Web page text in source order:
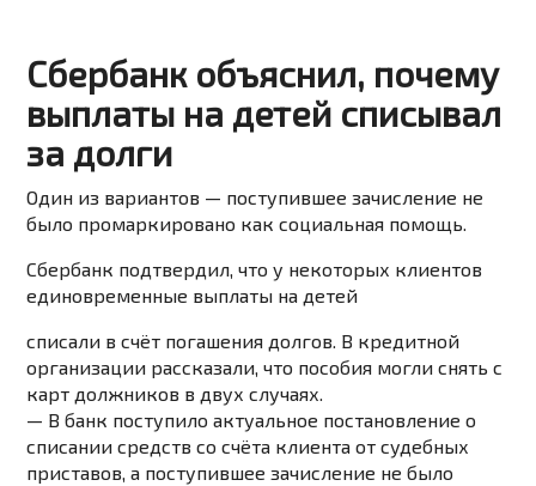
Сбербанк объяснил, почему
выплаты на детей списывал
за долги
Один из вариантов — поступившее зачисление не
было промаркировано как социальная помощь.
Сбербанк подтвердил, что у некоторых клиентов
единовременные выплаты на детей
списали в счёт погашения долгов. В кредитной
организации рассказали, что пособия могли снять с
карт должников в двух случаях.
— В банк поступило актуальное постановление о
списании средств со счёта клиента от судебных
приставов, а поступившее зачисление не было